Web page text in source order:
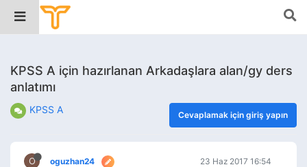
KPSS A için hazırlanan Arkadaşlara alan/gy ders
anlatımı
KPSS A Cevaplamak için giriş yapın
O oguzhan24 23 Haz 2017 16:54